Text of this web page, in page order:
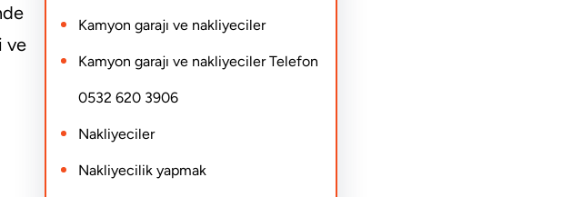
ve
Kamyon garajı ve nakliyeciler
Kamyon garajı ve nakliyeciler Telefon
0532 620 3906
Nakliyeciler
Nakliyecilik yapmak